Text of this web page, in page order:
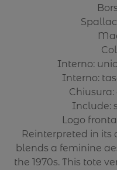
Interno:
Interno:
Include:
Logo
Reinterpreted in its
blends a feminine
the 1970s. This tote